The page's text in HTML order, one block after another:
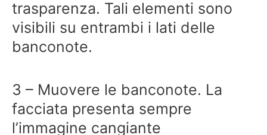
trasparenza. Tali elementi sono
visibili su entrambi i lati delle
banconote.
3 – Muovere le banconote. La
facciata presenta sempre
l’immagine cangiante